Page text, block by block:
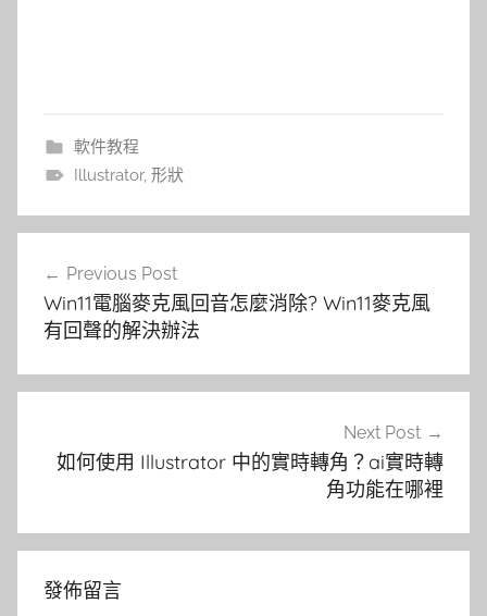
軟件教程
Illustrator, 形狀
章
覽
Previous Post
Win11電腦麥克風回音怎麼消除? Win11麥克風
有回聲的解決辦法
Next Post
如何使用 Illustrator 中的實時轉角？ai實時轉
角功能在哪裡
發佈留言